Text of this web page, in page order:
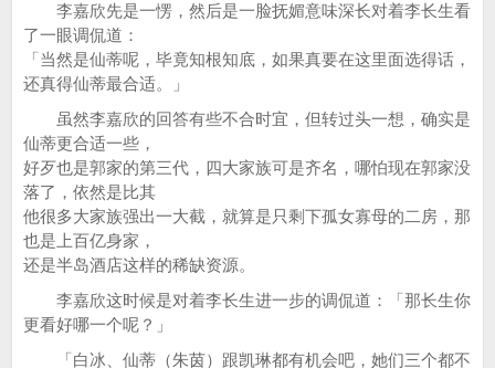
李嘉欣先是一愣，然后是一脸抚媚意味深长对着李长生看
了一眼调侃道：
「当然是仙蒂呢，毕竟知根知底，如果真要在这里面选得话，
还真得仙蒂最合适。」
虽然李嘉欣的回答有些不合时宜，但转过头一想，确实是
仙蒂更合适一些，
好歹也是郭家的第三代，四大家族可是齐名，哪怕现在郭家没
落了，依然是比其
他很多大家族强出一大截，就算是只剩下孤女寡母的二房，那
也是上百亿身家，
还是半岛酒店这样的稀缺资源。
李嘉欣这时候是对着李长生进一步的调侃道：「那长生你
更看好哪一个呢？」
「白冰、仙蒂（朱茵）跟凯琳都有机会吧，她们三个都不